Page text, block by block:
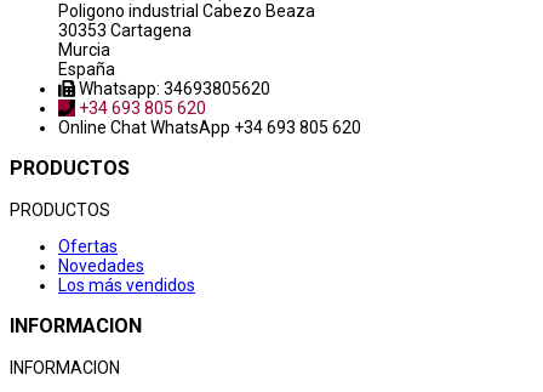
Poligono industrial Cabezo Beaza
30353 Cartagena
Murcia
España
Whatsapp: 34693805620
+34 693 805 620
Online ChatWhatsApp +34 693 805 620
PRODUCTOS
PRODUCTOS
Ofertas
Novedades
Los más vendidos
INFORMACION
INFORMACION